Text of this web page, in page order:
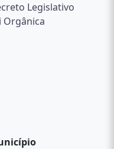
Legislativo
Orgânica